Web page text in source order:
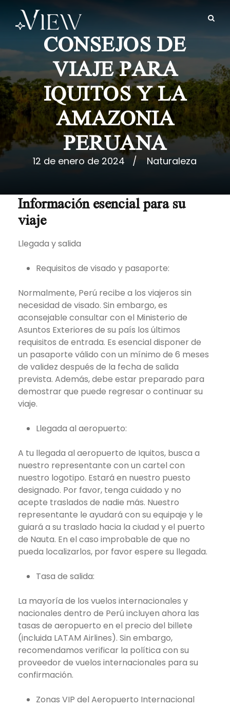
12 de enero de 2024 Naturaleza
CONSEJOS DE
VIAJE PARA
IQUITOS Y LA
AMAZONIA
PERUANA
Información esencial para su
viaje
Llegada y salida
Requisitos de visado y pasaporte:
Normalmente, Perú recibe a los viajeros sin
necesidad de visado. Sin embargo, es
aconsejable consultar con el Ministerio de
Asuntos Exteriores de su país los últimos
requisitos de entrada. Es esencial disponer de
un pasaporte válido con un mínimo de 6 meses
de validez después de la fecha de salida
prevista. Además, debe estar preparado para
demostrar que puede regresar o continuar su
viaje.
Llegada al aeropuerto:
A tu llegada al aeropuerto de Iquitos, busca a
nuestro representante con un cartel con
nuestro logotipo. Estará en nuestro puesto
designado. Por favor, tenga cuidado y no
acepte traslados de nadie más. Nuestro
representante le ayudará con su equipaje y le
guiará a su traslado hacia la ciudad y el puerto
de Nauta. En el caso improbable de que no
pueda localizarlos, por favor espere su llegada.
Tasa de salida:
La mayoría de los vuelos internacionales y
nacionales dentro de Perú incluyen ahora las
tasas de aeropuerto en el precio del billete
(incluida LATAM Airlines). Sin embargo,
recomendamos verificar la política con su
proveedor de vuelos internacionales para su
confirmación.
Zonas VIP del Aeropuerto Internacional